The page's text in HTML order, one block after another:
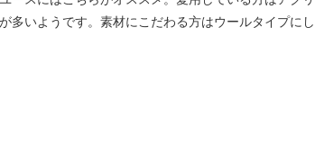
多いようです。素材にこだわる方はウールタイプにし